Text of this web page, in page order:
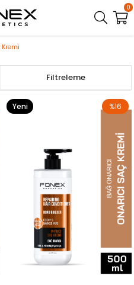
0
Kremi
Filtreleme
%16
Yeni